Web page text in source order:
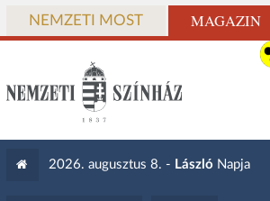
NEMZETI MOST MAGAZIN
2026. augusztus 8. - László Napja